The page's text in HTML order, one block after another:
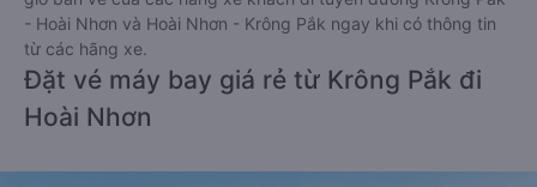
- Hoài Nhơn và Hoài Nhơn - Krông Pắk ngay khi có thông tin
từ các hãng xe.
Đặt vé máy bay giá rẻ từ Krông Pắk đi
Hoài Nhơn